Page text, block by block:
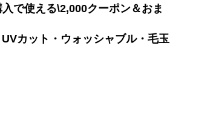
で使える\2,000クーポン＆おま
カット・ウォッシャブル・毛玉